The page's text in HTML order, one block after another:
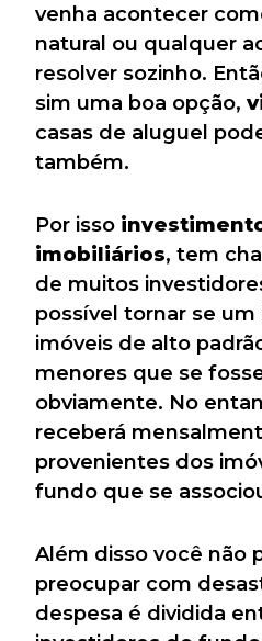
venha acontecer
natural ou qualquer
resolver sozinho.
sim uma boa opção,
casas de aluguel
também.
Por isso
imobiliários, tem
de muitos
possível tornar se
imóveis de alto
menores que se
obviamente. No
receberá
provenientes dos
fundo que se
Além disso você não
preocupar com
despesa é dividida